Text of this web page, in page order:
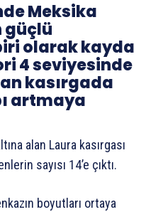
Meksika
güçlü
olarak kayda
4 seviyesinde
kasırgada
artmaya
alan Laura kasırgası
sayısı 14’e çıktı.
boyutları ortaya